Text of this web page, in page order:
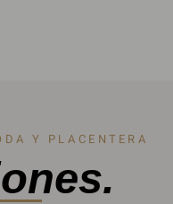
Y PLACENTERA